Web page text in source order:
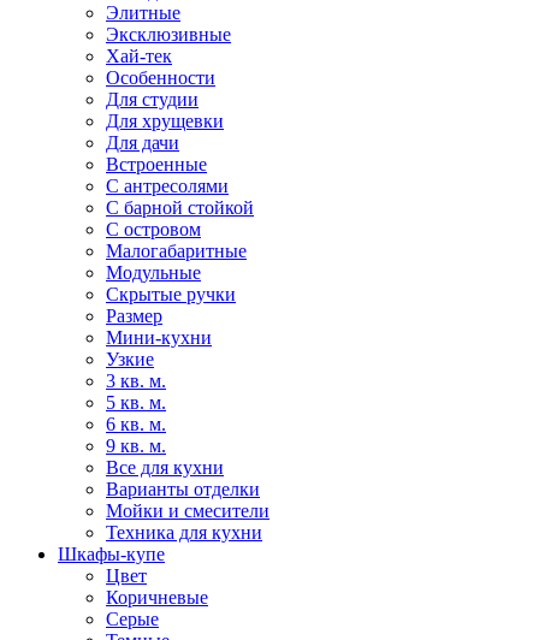
Элитные
Эксклюзивные
Хай-тек
Особенности
Для студии
Для хрущевки
Для дачи
Встроенные
С антресолями
С барной стойкой
С островом
Малогабаритные
Модульные
Скрытые ручки
Размер
Мини-кухни
Узкие
3 кв. м.
5 кв. м.
6 кв. м.
9 кв. м.
Все для кухни
Варианты отделки
Мойки и смесители
Техника для кухни
Шкафы-купе
Цвет
Коричневые
Серые